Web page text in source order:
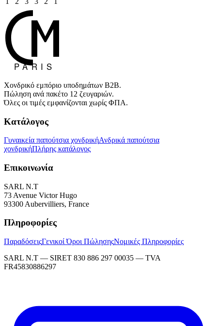
Χονδρικό εμπόριο υποδημάτων B2B.
Πώληση ανά πακέτο 12 ζευγαριών.
Όλες οι τιμές εμφανίζονται χωρίς ΦΠΑ.
Κατάλογος
Γυναικεία παπούτσια χονδρικήΑνδρικά παπούτσια
χονδρικήΠλήρης κατάλογος
Επικοινωνία
SARL N.T
73 Avenue Victor Hugo
93300 Aubervilliers, France
Πληροφορίες
ΠαραδόσειςΓενικοί Όροι ΠώλησηςΝομικές Πληροφορίες
SARL N.T — SIRET 830 886 297 00035 — TVA
FR45830886297